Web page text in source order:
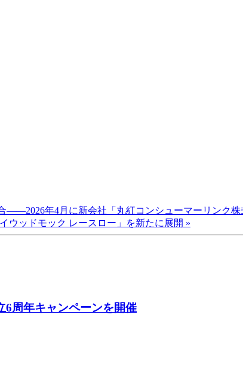
――2026年4月に新会社「丸紅コンシューマーリンク
ウッドモック レースロー」を新たに展開 »
周年キャンペーンを開催